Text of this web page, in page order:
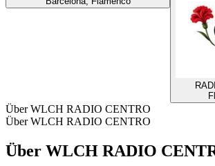
Über WLCH RADIO CENTRO
Über WLCH RADIO CENTRO
Über WLCH RADIO